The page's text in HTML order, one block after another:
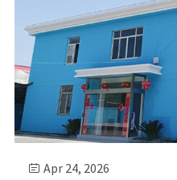
 Apr 24, 2026